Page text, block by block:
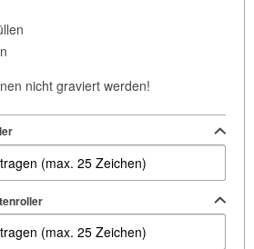
nicht graviert werden!